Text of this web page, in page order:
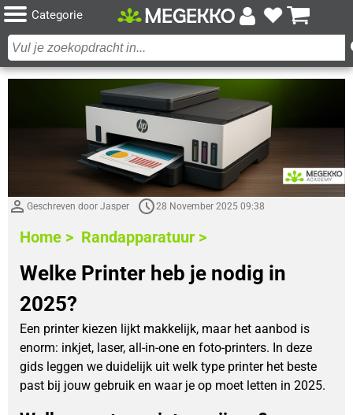
Categorie
Geschreven door Jasper 28 November 2025 09:38
Home > Randapparatuur >
Welke Printer heb je nodig in
2025?
Een printer kiezen lijkt makkelijk, maar het aanbod is
enorm: inkjet, laser, all-in-one en foto-printers. In deze
gids leggen we duidelijk uit welk type printer het beste
past bij jouw gebruik en waar je op moet letten in 2025.